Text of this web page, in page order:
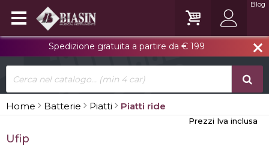
close
Spedizione gratuita a partire da € 199
Blog
Home Batterie Piatti Piatti ride
Prezzi Iva inclusa
Ufip